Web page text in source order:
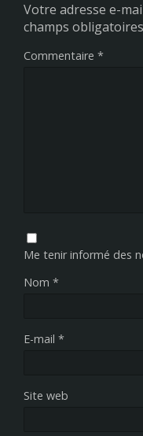
Votre adresse e-
champs
Commentaire *
Me tenir informé des
Nom *
E-mail *
Site web